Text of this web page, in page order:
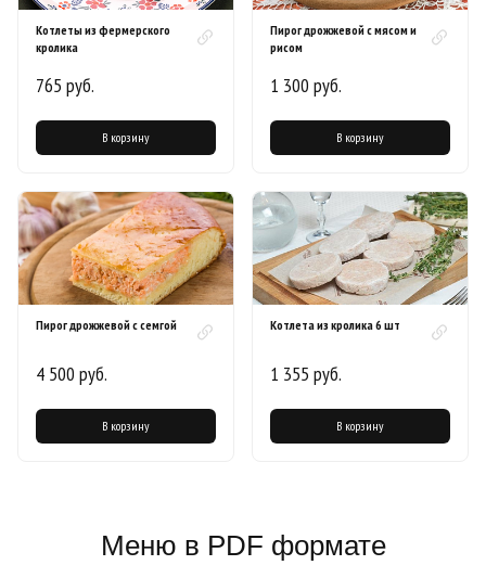
Котлеты из фермерского
кролика
765 руб.
В корзину
Пирог дрожжевой с мясом и
рисом
1 300 руб.
В корзину
Пирог дрожжевой с семгой
4 500 руб.
В корзину
Котлета из кролика 6 шт
1 355 руб.
В корзину
Меню в PDF формате